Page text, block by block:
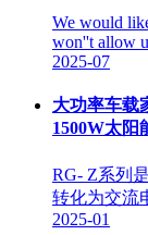
We would
won''t allow
2025-07
大功率车载
1500W太
RG- Z系列
转化为交流
2025-01